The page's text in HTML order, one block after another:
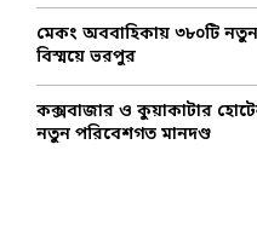
মেকং অববাহিকায় ৩৮০টি
বিস্ময়ে ভরপুর
কক্সবাজার ও কুয়াকাটার
নতুন পরিবেশগত মানদণ্ড